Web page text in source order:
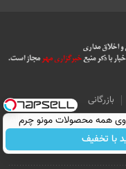
بازرگانی
All Content by Mehr News
با تخفیف